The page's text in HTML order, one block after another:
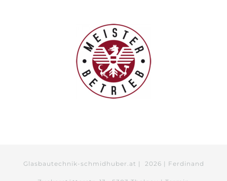
Glasbautechnik-schmidhuber.at | 2026 | Ferdinand